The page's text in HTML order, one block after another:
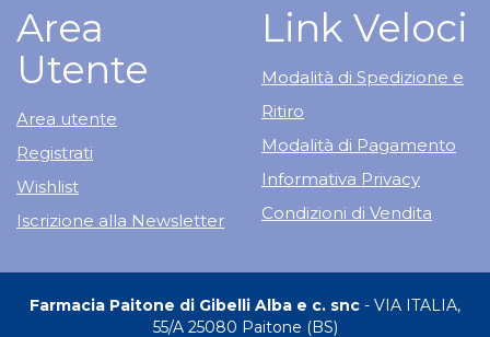
Area
Utente
Area utente
Registrati
Wishlist
Iscrizione alla Newsletter
Link Veloci
Modalità di Spedizione e
Ritiro
Modalità di Pagamento
Informativa Privacy
Condizioni di Vendita
Farmacia Paitone di Gibelli Alba e c. snc - VIA ITALIA,
55/A 25080 Paitone (BS)